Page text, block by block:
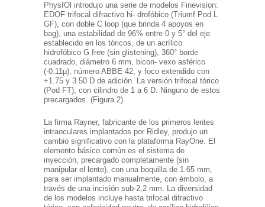
PhysIOl introdujo una serie de modelos Finevision:
EDOF trifocal difractivo hi- drofóbico (Triumf Pod L
GF), con doble C loop (que brinda 4 apoyos en
bag), una estabilidad de 96% entre 0 y 5° del eje
establecido en los tóricos, de un acrílico
hidrofóbico G free (sin glistening), 360° borde
cuadrado, diámetro 6 mm, bicon- vexo asférico
(-0.11μ), número ABBE 42, y foco extendido con
+1.75 y 3.50 D de adición. La versión trifocal tórico
(Pod FT), con cilindro de 1 a 6 D. Ninguno de estos
precargados. (Figura 2)
La firma Rayner, fabricante de los primeros lentes
intraoculares implantados por Ridley, produjo un
cambio significativo con la plataforma RayOne. El
elemento básico común es el sistema de
inyección, precargado completamente (sin
manipular el lente), con una boquilla de 1.65 mm,
para ser implantado manualmente, con émbolo, a
través de una incisión sub-2,2 mm. La diversidad
de los modelos incluye hasta trifocal difractivo